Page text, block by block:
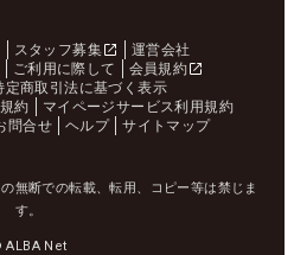
スタッフ募集
運営会社
ご利用に際して
会員規約
定商取引法に基づく表示
約
マイページサービス利用規約
問合せ ヘルプ サイトマップ
無断での転載、転用、コピー等は禁じま
す。
ALBA Net